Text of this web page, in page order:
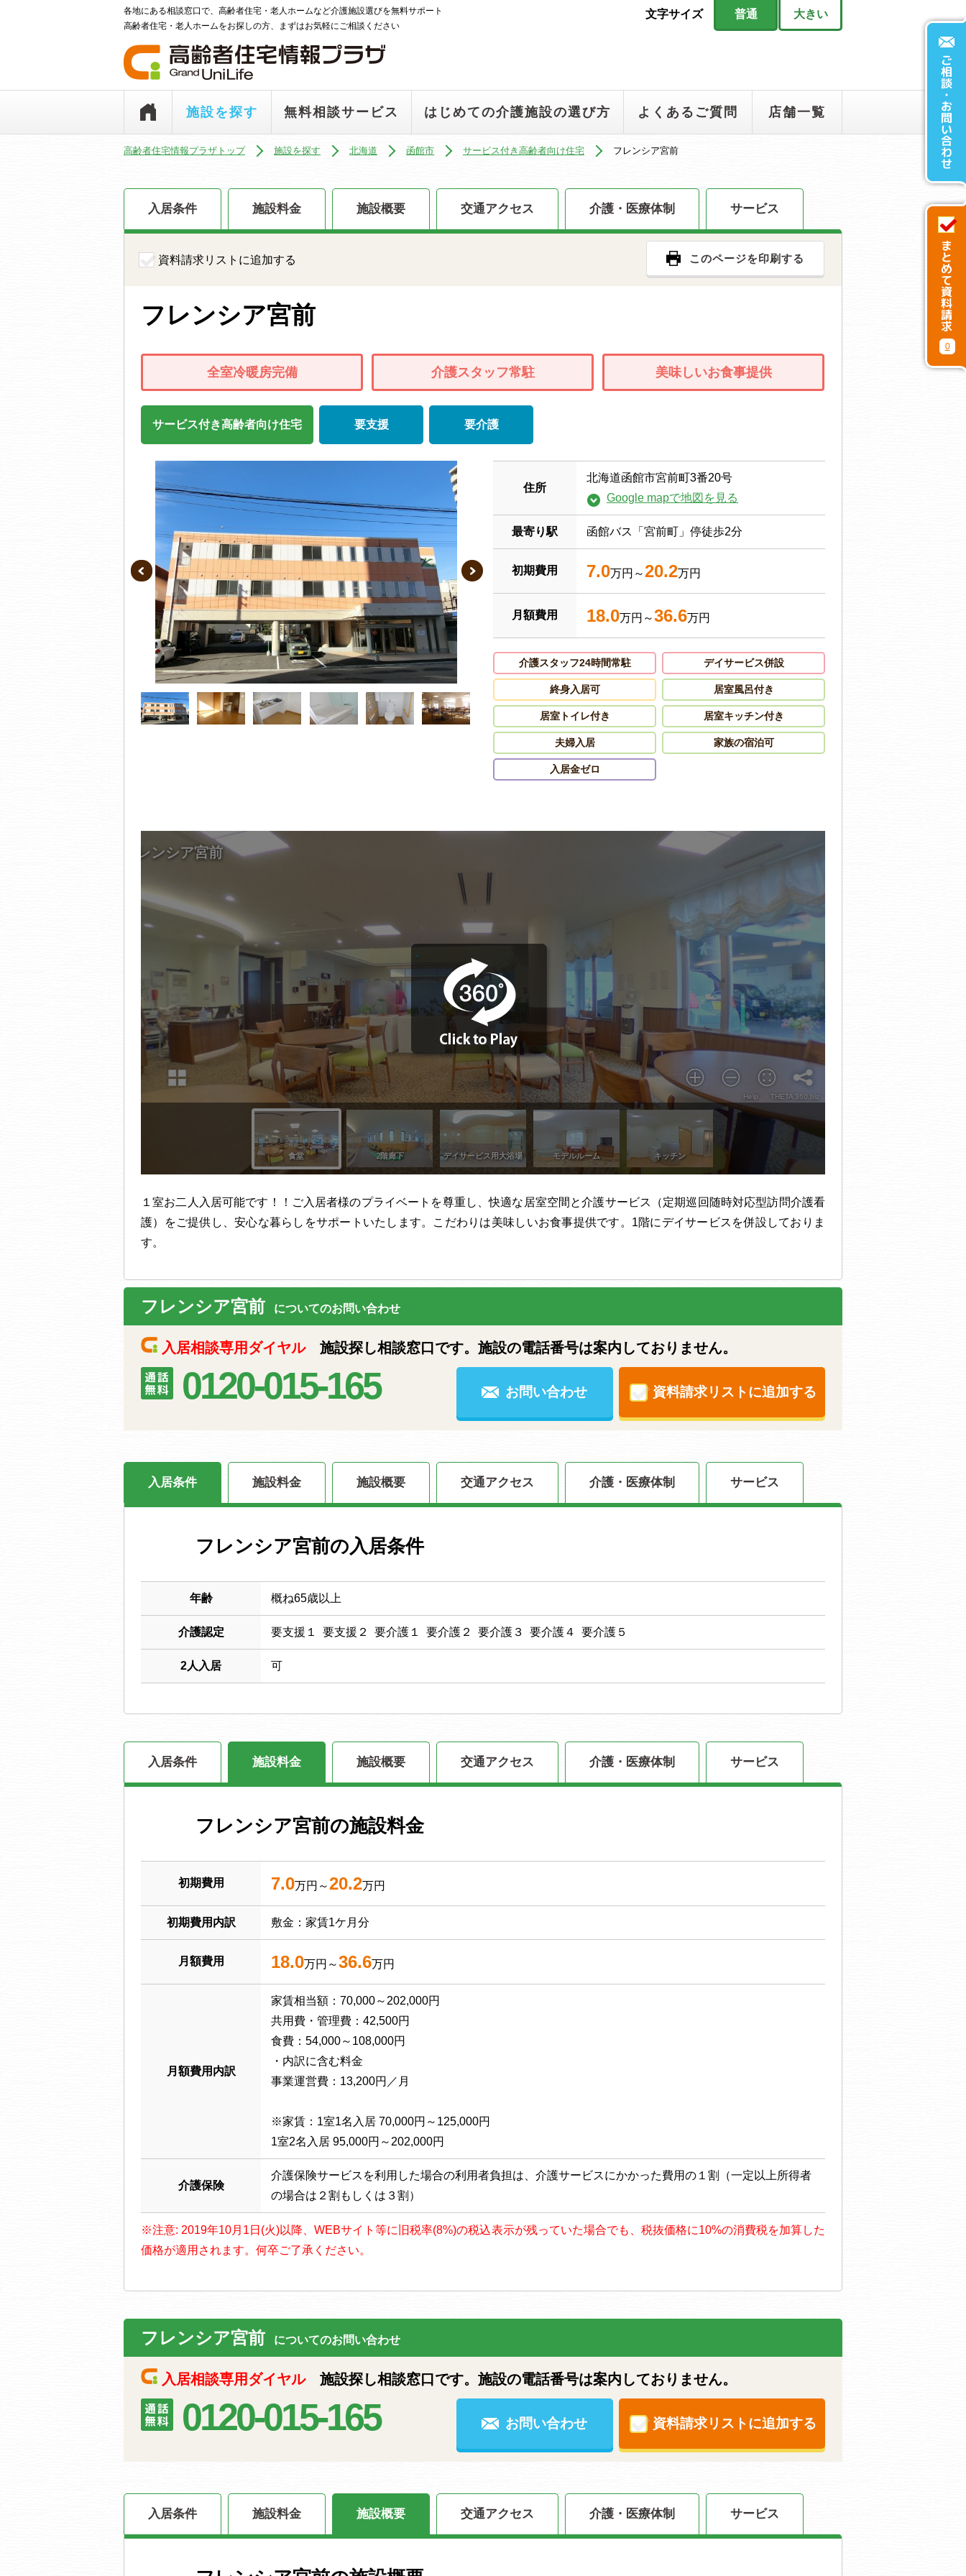
各地にある相談窓口で、高齢者住宅・老人ホームなど介護施設選びを無料サポート
高齢者住宅・老人ホームをお探しの方、まずはお気軽にご相談ください
文字サイズ 普通 大きい
施設を探す 無料相談サービス はじめての介護施設の選び方 よくあるご質問 店舗一覧
高齢者住宅情報プラザトップ 施設を探す 北海道 函館市 サービス付き高齢者向け住宅 フレンシア宮前
入居条件 施設料金 施設概要 交通アクセス 介護・医療体制 サービス
資料請求リストに追加する このページを印刷する
フレンシア宮前
全室冷暖房完備 介護スタッフ常駐 美味しいお食事提供
サービス付き高齢者向け住宅 要支援 要介護
住所
北海道函館市宮前町3番20号
Google mapで地図を見る
最寄り駅 函館バス「宮前町」停徒歩2分
初期費用 7.0万円～20.2万円
月額費用 18.0万円～36.6万円
介護スタッフ24時間常駐 デイサービス併設
終身入居可 居室風呂付き
居室トイレ付き 居室キッチン付き
夫婦入居 家族の宿泊可
入居金ゼロ
１室お二人入居可能です！！ご入居者様のプライベートを尊重し、快適な居室空間と介護サービス（定期巡回随時対応型訪問介護看
護）をご提供し、安心な暮らしをサポートいたします。こだわりは美味しいお食事提供です。1階にデイサービスを併設しておりま
す。
フレンシア宮前 についてのお問い合わせ
入居相談専用ダイヤル施設探し相談窓口です。施設の電話番号は案内しておりません。
0120-015-165 お問い合わせ 資料請求リストに追加する
入居条件 施設料金 施設概要 交通アクセス 介護・医療体制 サービス
フレンシア宮前の入居条件
年齢 概ね65歳以上
介護認定 要支援１ 要支援２ 要介護１ 要介護２ 要介護３ 要介護４ 要介護５
2人入居 可
入居条件 施設料金 施設概要 交通アクセス 介護・医療体制 サービス
フレンシア宮前の施設料金
初期費用 7.0万円～20.2万円
初期費用内訳 敷金：家賃1ケ月分
月額費用 18.0万円～36.6万円
月額費用内訳
家賃相当額：70,000～202,000円
共用費・管理費：42,500円
食費：54,000～108,000円
・内訳に含む料金
事業運営費：13,200円／月
※家賃：1室1名入居 70,000円～125,000円
1室2名入居 95,000円～202,000円
介護保険
介護保険サービスを利用した場合の利用者負担は、介護サービスにかかった費用の１割（一定以上所得者
の場合は２割もしくは３割）
※注意: 2019年10月1日(火)以降、WEBサイト等に旧税率(8%)の税込表示が残っていた場合でも、税抜価格に10%の消費税を加算した
価格が適用されます。何卒ご了承ください。
フレンシア宮前 についてのお問い合わせ
入居相談専用ダイヤル施設探し相談窓口です。施設の電話番号は案内しておりません。
0120-015-165 お問い合わせ 資料請求リストに追加する
入居条件 施設料金 施設概要 交通アクセス 介護・医療体制 サービス
0